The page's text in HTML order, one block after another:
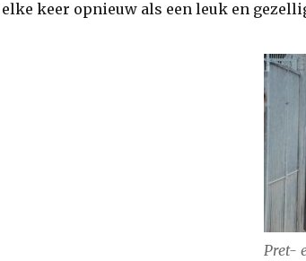
elke keer opnieuw als een leuk en
Pret-